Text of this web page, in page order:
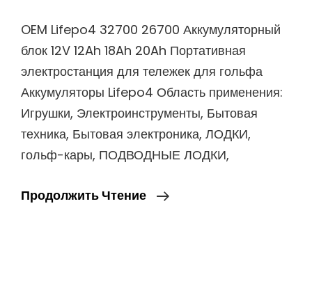
OEM Lifepo4 32700 26700 Аккумуляторный
блок 12V 12Ah 18Ah 20Ah Портативная
электростанция для тележек для гольфа
Аккумуляторы Lifepo4 Область применения:
Игрушки, Электроинструменты, Бытовая
техника, Бытовая электроника, ЛОДКИ,
гольф-кары, ПОДВОДНЫЕ ЛОДКИ,
Продолжить Чтение
OEM